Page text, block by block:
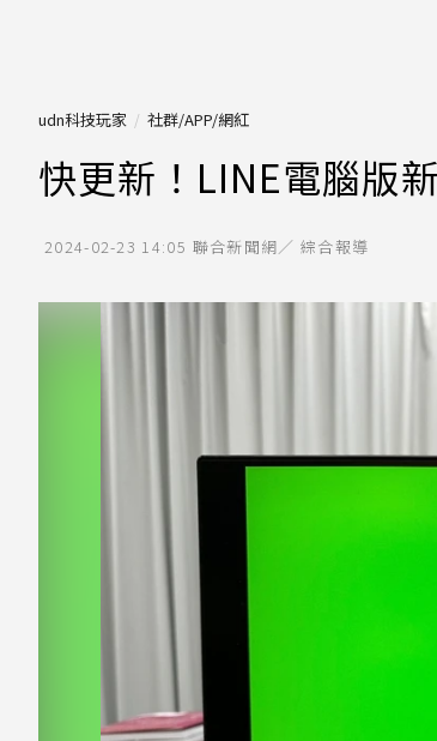
udn科技玩家 社群/APP/網紅
快更新！LINE電腦版
2024-02-23 14:05 聯合新聞網／ 綜合報導